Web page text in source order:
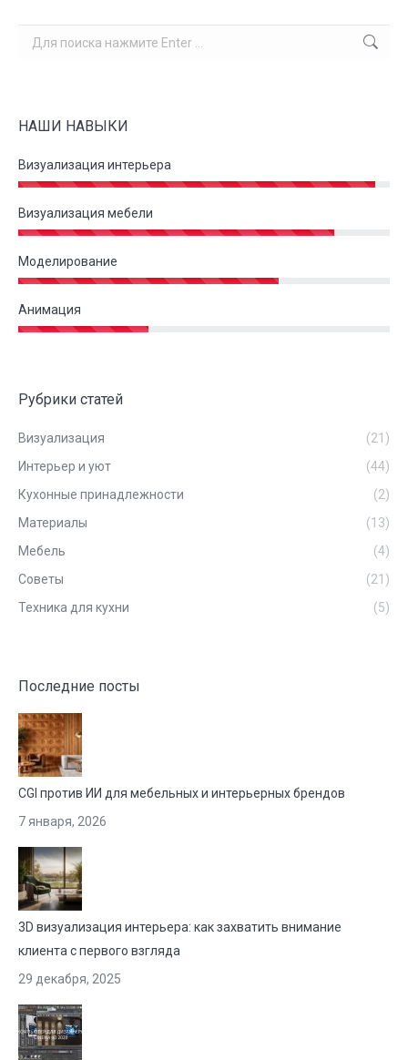
Поиск:
НАШИ НАВЫКИ
Визуализация интерьера
Визуализация мебели
Моделирование
Анимация
Рубрики статей
Визуализация
(21)
Интерьер и уют
(44)
Кухонные принадлежности
(2)
Материалы
(13)
Мебель
(4)
Советы
(21)
Техника для кухни
(5)
Последние посты
CGI против ИИ для мебельных и интерьерных брендов
7 января, 2026
3D визуализация интерьера: как захватить внимание
клиента с первого взгляда
29 декабря, 2025